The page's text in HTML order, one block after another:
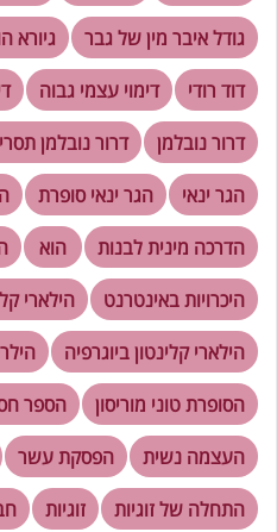
גודל איבר מין של גבר
גיורא
דוד רודי
דימוי עצמי גבוה
דרור נובלמן
דרור נובלמן
הגר ינאי
הגר ינאי סופרת
הדרכה מינית לבנות
הוא
היכרויות באינטרנט
הילארי
הילארי קלינטון ביוגרפיה
הסופרת טוני מוריסון
הספר
העצמה נשית
הפסקת עשר
התחלה של זוגיות
זוגיות